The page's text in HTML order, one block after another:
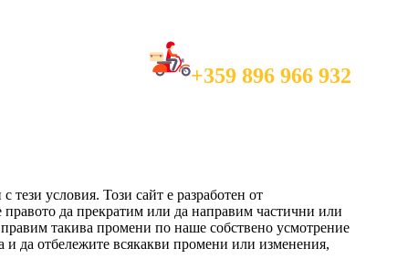
+359 896 966 932
тези условия. Този сайт е разработен от
да прекратим или да направим частични или
такива промени по наше собствено усмотрение
и да отбележите всякакви промени или изменения,